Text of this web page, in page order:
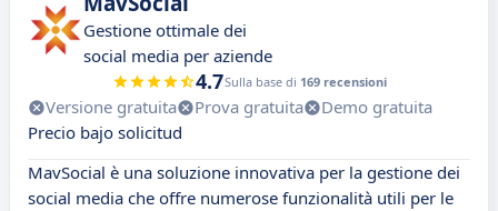
Gestione ottimale dei
social media per aziende
4.7Sulla base di 169 recensioni
Versione gratuita Prova gratuita
Demo gratuita
Precio bajo solicitud
MavSocial è una soluzione innovativa per la gestione dei
social media che offre numerose funzionalità utili per le